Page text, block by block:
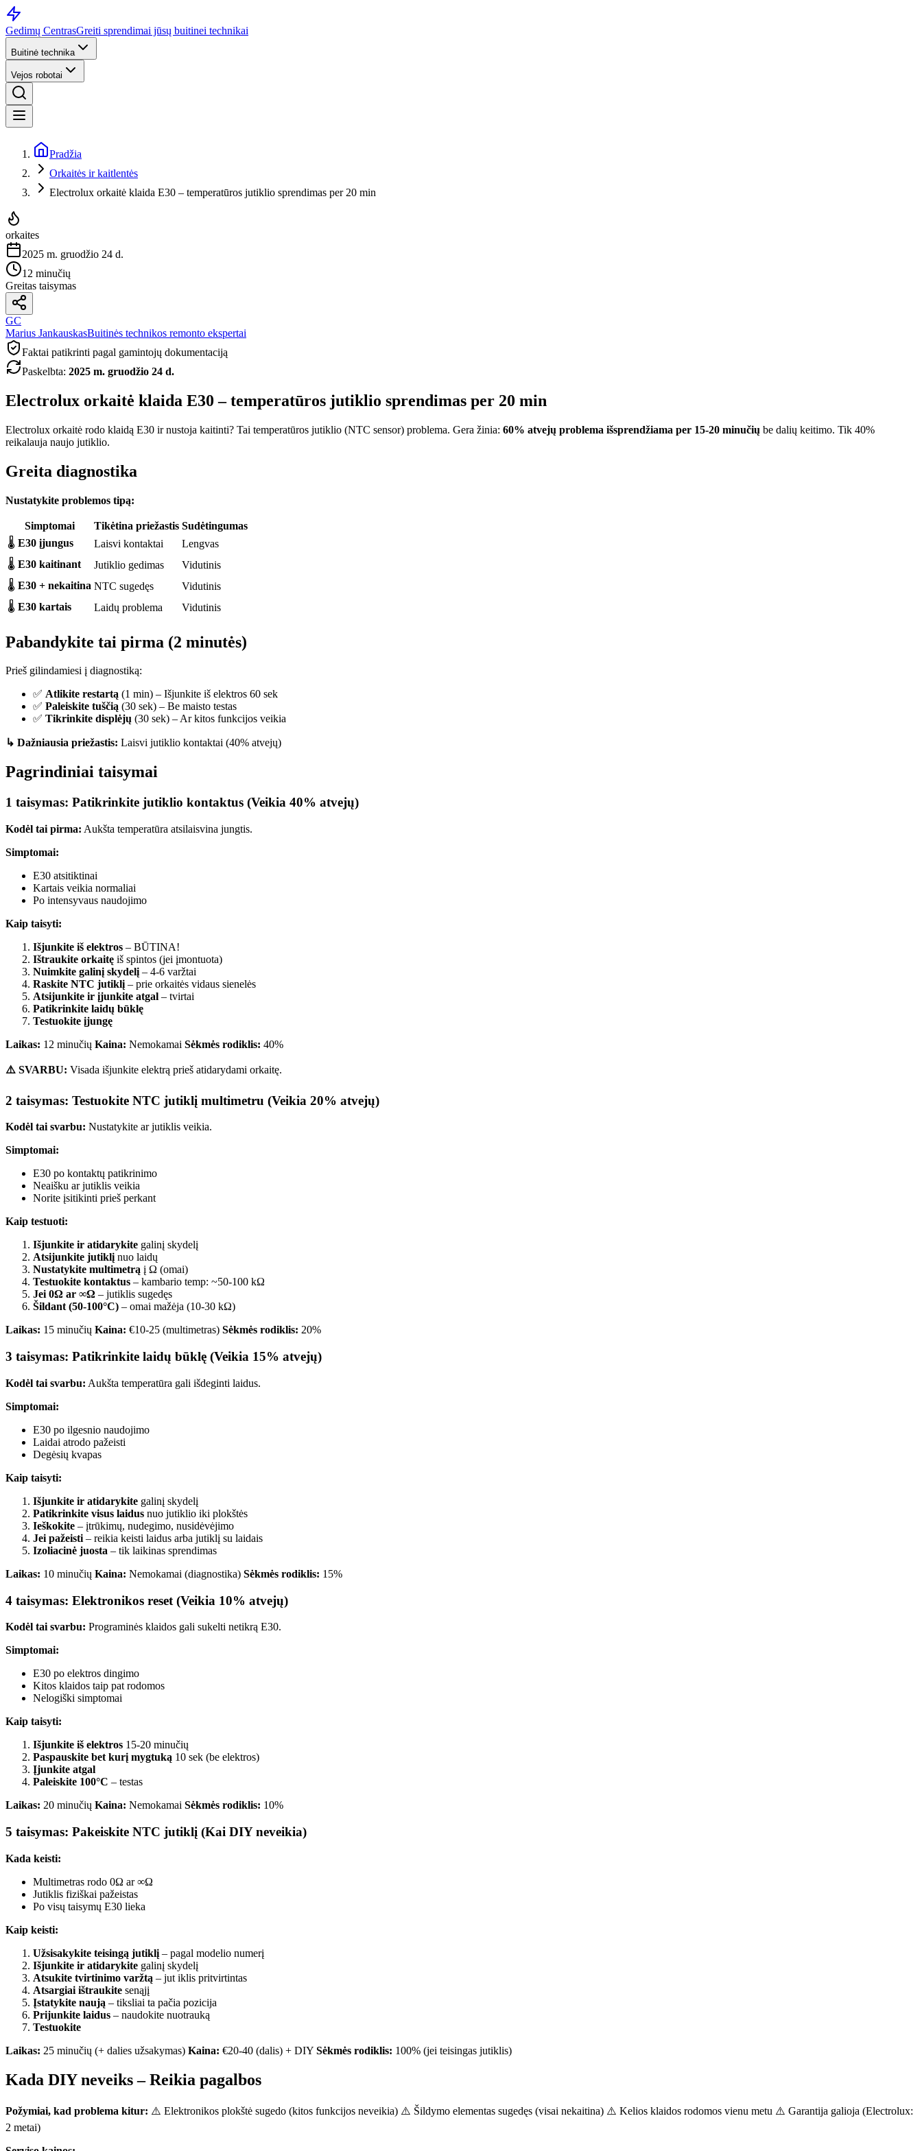
Gedimų CentrasGreiti sprendimai jūsų buitinei technikai
Buitinė technika
Vejos robotai
Pradžia
Orkaitės ir kaitlentės
Electrolux orkaitė klaida E30 – temperatūros jutiklio sprendimas per 20 min
orkaites
2025 m. gruodžio 24 d.
12 minučių
Greitas taisymas
GC
Marius JankauskasBuitinės technikos remonto ekspertai
Faktai patikrinti pagal gamintojų dokumentaciją
Paskelbta: 2025 m. gruodžio 24 d.
Electrolux orkaitė klaida E30 – temperatūros jutiklio sprendimas per 20 min
Electrolux orkaitė rodo klaidą E30 ir nustoja kaitinti? Tai temperatūros jutiklio (NTC sensor) problema. Gera žinia: 60% atvejų problema išsprendžiama per 15-20 minučių be dalių keitimo. Tik 40%
reikalauja naujo jutiklio.
Greita diagnostika
Nustatykite problemos tipą:
Simptomai Tikėtina priežastis Sudėtingumas
🌡️ E30 įjungus Laisvi kontaktai
Lengvas
🌡️ E30 kaitinant Jutiklio gedimas
Vidutinis
🌡️ E30 + nekaitina NTC sugedęs
Vidutinis
🌡️ E30 kartais Laidų problema Vidutinis
Pabandykite tai pirma (2 minutės)
Prieš gilindamiesi į diagnostiką:
✅ Atlikite restartą (1 min) – Išjunkite iš elektros 60 sek
✅ Paleiskite tuščią (30 sek) – Be maisto testas
✅ Tikrinkite displėjų (30 sek) – Ar kitos funkcijos veikia
↳ Dažniausia priežastis: Laisvi jutiklio kontaktai (40% atvejų)
Pagrindiniai taisymai
1 taisymas: Patikrinkite jutiklio kontaktus (Veikia 40% atvejų)
Kodėl tai pirma: Aukšta temperatūra atsilaisvina jungtis.
Simptomai:
E30 atsitiktinai
Kartais veikia normaliai
Po intensyvaus naudojimo
Kaip taisyti:
Išjunkite iš elektros – BŪTINA!
Ištraukite orkaitę iš spintos (jei įmontuota)
Nuimkite galinį skydelį – 4-6 varžtai
Raskite NTC jutiklį – prie orkaitės vidaus sienelės
Atsijunkite ir įjunkite atgal – tvirtai
Patikrinkite laidų būklę
Testuokite įjungę
Laikas: 12 minučių Kaina: Nemokamai Sėkmės rodiklis: 40%
⚠️ SVARBU: Visada išjunkite elektrą prieš atidarydami orkaitę.
2 taisymas: Testuokite NTC jutiklį multimetru (Veikia 20% atvejų)
Kodėl tai svarbu: Nustatykite ar jutiklis veikia.
Simptomai:
E30 po kontaktų patikrinimo
Neaišku ar jutiklis veikia
Norite įsitikinti prieš perkant
Kaip testuoti:
Išjunkite ir atidarykite galinį skydelį
Atsijunkite jutiklįnuo laidų
Nustatykite multimetrą į Ω (omai)
Testuokite kontaktus – kambario temp: ~50-100 kΩ
Jei 0Ω ar ∞Ω – jutiklis sugedęs
Šildant (50-100°C) – omai mažėja (10-30 kΩ)
Laikas: 15 minučių Kaina: €10-25 (multimetras) Sėkmės rodiklis: 20%
3 taisymas: Patikrinkite laidų būklę (Veikia 15% atvejų)
Kodėl tai svarbu: Aukšta temperatūra gali išdeginti laidus.
Simptomai:
E30 po ilgesnio naudojimo
Laidai atrodo pažeisti
Degėsių kvapas
Kaip taisyti:
Išjunkite ir atidarykite galinį skydelį
Patikrinkite visus laidus nuo jutiklio iki plokštės
Ieškokite – įtrūkimų, nudegimo, nusidėvėjimo
Jei pažeisti – reikia keisti laidus arba jutiklį su laidais
Izoliacinė juosta – tik laikinas sprendimas
Laikas: 10 minučių Kaina: Nemokamai (diagnostika) Sėkmės rodiklis: 15%
4 taisymas: Elektronikos reset (Veikia 10% atvejų)
Kodėl tai svarbu: Programinės klaidos gali sukelti netikrą E30.
Simptomai:
E30 po elektros dingimo
Kitos klaidos taip pat rodomos
Nelogiški simptomai
Kaip taisyti:
Išjunkite iš elektros 15-20 minučių
Paspauskite bet kurį mygtuką 10 sek (be elektros)
Įjunkite atgal
Paleiskite 100°C – testas
Laikas: 20 minučių Kaina: Nemokamai Sėkmės rodiklis: 10%
5 taisymas: Pakeiskite NTC jutiklį (Kai DIY neveikia)
Kada keisti:
Multimetras rodo 0Ω ar ∞Ω
Jutiklis fiziškai pažeistas
Po visų taisymų E30 lieka
Kaip keisti:
Užsisakykite teisingą jutiklį – pagal modelio numerį
Išjunkite ir atidarykite galinį skydelį
Atsukite tvirtinimo varžtą – jut iklis pritvirtintas
Atsargiai ištraukite senąjį
Įstatykite naują – tiksliai ta pačia pozicija
Prijunkite laidus – naudokite nuotrauką
Testuokite
Laikas: 25 minučių (+ dalies užsakymas) Kaina: €20-40 (dalis) + DIY Sėkmės rodiklis: 100% (jei teisingas jutiklis)
Kada DIY neveiks – Reikia pagalbos
Požymiai, kad problema kitur: ⚠️ Elektronikos plokštė sugedo (kitos funkcijos neveikia) ⚠️ Šildymo elementas sugedęs (visai nekaitina) ⚠️ Kelios klaidos rodomos vienu metu ⚠️ Garantija galioja (Electrolux:
2 metai)